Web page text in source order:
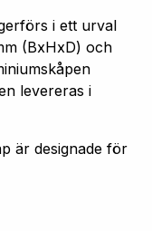
i ett urval
(BxHxD) och
levereras i
är designade för